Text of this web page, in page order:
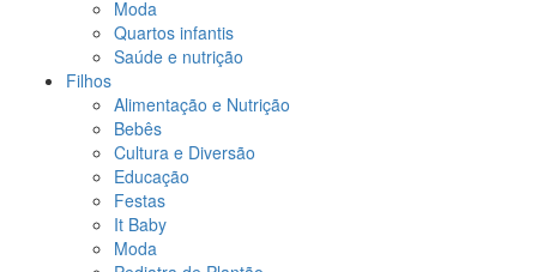
Moda
Quartos infantis
Saúde e nutrição
Filhos
Alimentação e Nutrição
Bebês
Cultura e Diversão
Educação
Festas
It Baby
Moda